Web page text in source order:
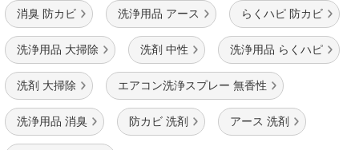
消臭 防カビ 洗浄用品 アース らくハピ 防カビ
洗浄用品 大掃除 洗剤 中性 洗浄用品 らくハピ
洗剤 大掃除 エアコン洗浄スプレー 無香性
洗浄用品 消臭 防カビ 洗剤 アース 洗剤